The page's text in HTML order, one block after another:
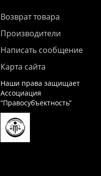
Возврат товара
Производители
Написать сообщение
Карта сайта
Наши права защищает
Ассоциация
“Правосубъектность”